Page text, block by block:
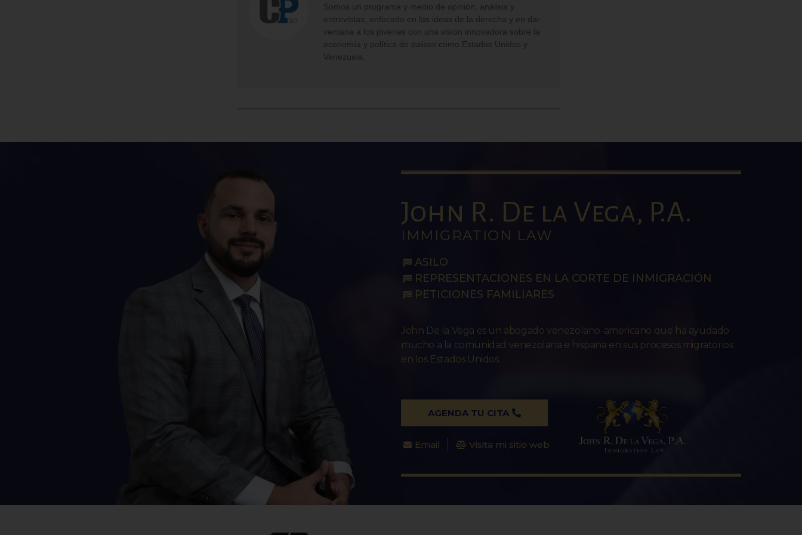
Somos un programa y medio de opinión, análisis y
entrevistas, enfocado en las ideas de la derecha y en dar
ventana a los jóvenes con una visión innovadora sobre la
economía y política de países como Estados Unidos y
Venezuela.
John R. De la Vega, P.A.
IMMIGRATION LAW
ASILO
REPRESENTACIONES EN LA CORTE DE INMIGRACIÓN
PETICIONES FAMILIARES
John De la Vega es un abogado venezolano-americano que ha ayudado
mucho a la comunidad venezolana e hispana en sus procesos migratorios
en los Estados Unidos.
AGENDA TU CITA
Email Visita mi sitio web